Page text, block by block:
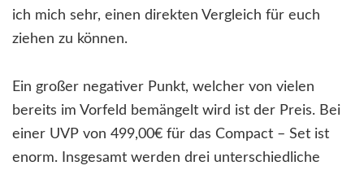
ich mich sehr, einen direkten Vergleich für euch
ziehen zu können.
Ein großer negativer Punkt, welcher von vielen
bereits im Vorfeld bemängelt wird ist der Preis. Bei
einer UVP von 499,00€ für das Compact – Set ist
enorm. Insgesamt werden drei unterschiedliche